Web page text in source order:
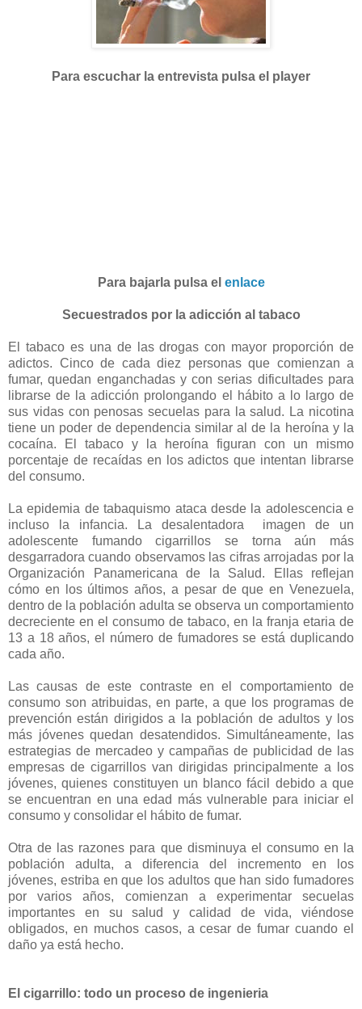
Para escuchar la entrevista pulsa el player
Para bajarla pulsa el enlace
Secuestrados por la adicción al tabaco
El tabaco es una de las drogas con mayor proporción de
adictos. Cinco de cada diez personas que comienzan a
fumar, quedan enganchadas y con serias dificultades para
librarse de la adicción prolongando el hábito a lo largo de
sus vidas con penosas secuelas para la salud. La nicotina
tiene un poder de dependencia similar al de la heroína y la
cocaína. El tabaco y la heroína figuran con un mismo
porcentaje de recaídas en los adictos que intentan librarse
del consumo.
La epidemia de tabaquismo ataca desde la adolescencia e
incluso la infancia. La desalentadora imagen de un
adolescente fumando cigarrillos se torna aún más
desgarradora cuando observamos las cifras arrojadas por la
Organización Panamericana de la Salud. Ellas reflejan
cómo en los últimos años, a pesar de que en Venezuela,
dentro de la población adulta se observa un comportamiento
decreciente en el consumo de tabaco, en la franja etaria de
13 a 18 años, el número de fumadores se está duplicando
cada año.
Las causas de este contraste en el comportamiento de
consumo son atribuidas, en parte, a que los programas de
prevención están dirigidos a la población de adultos y los
más jóvenes quedan desatendidos. Simultáneamente, las
estrategias de mercadeo y campañas de publicidad de las
empresas de cigarrillos van dirigidas principalmente a los
jóvenes, quienes constituyen un blanco fácil debido a que
se encuentran en una edad más vulnerable para iniciar el
consumo y consolidar el hábito de fumar.
Otra de las razones para que disminuya el consumo en la
población adulta, a diferencia del incremento en los
jóvenes, estriba en que los adultos que han sido fumadores
por varios años, comienzan a experimentar secuelas
importantes en su salud y calidad de vida, viéndose
obligados, en muchos casos, a cesar de fumar cuando el
daño ya está hecho.
El cigarrillo: todo un proceso de ingenieria